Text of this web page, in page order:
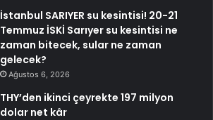
İstanbul SARIYER su kesintisi! 20-21
Temmuz İSKİ Sarıyer su kesintisi ne
zaman bitecek, sular ne zaman
gelecek?
Ağustos 6, 2026
THY’den ikinci çeyrekte 197 milyon
dolar net kâr